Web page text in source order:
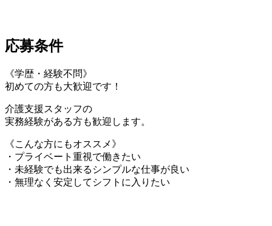
応募条件
《学歴・経験不問》
初めての方も大歓迎です！
介護支援スタッフの
実務経験がある方も歓迎します。
《こんな方にもオススメ》
・プライベート重視で働きたい
・未経験でも出来るシンプルな仕事が良い
・無理なく安定してシフトに入りたい